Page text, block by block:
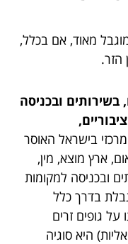
מאוד, אם בכלל,
הזר.
בשירותים ובכניסה
בישראל האוסר
ארץ מוצא, מין,
ובכניסה למקומות
בדרך כלל
גופים זרים
היא סוגיה